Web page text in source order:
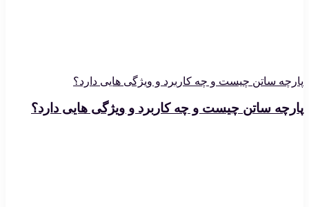
پارچه ساتن چیست و چه کاربرد و ویژگی هایی دارد؟
پارچه ساتن چیست و چه کاربرد و ویژگی هایی دارد؟